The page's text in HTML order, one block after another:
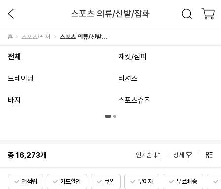
스포츠 의류/신발/잡화
홈 스포츠/레저 스포츠 의류/신발/잡화
전체 재킷/점퍼
트레이닝 티셔츠
바지 스포츠슈즈
총16,273개 인기순 상세
앱적립 카드할인 쿠폰 무이자 무료배송